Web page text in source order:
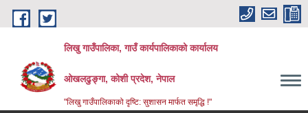
Skip to main content
लिखु गाउँपालिका, गाउँ कार्यपालिकाको कार्यालय
ओखलढुङ्गा, कोशी प्रदेश, नेपाल
"लिखु गाउँपालिकाको दृष्टि: सुशासन मार्फत समृद्धि !"